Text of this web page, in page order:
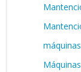
máquinas